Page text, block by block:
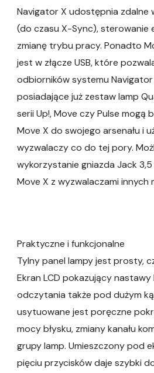
Navigator X udostępnia zdalne
(do czasu X-Sync), sterowanie
zmianę trybu pracy. Ponadto
jest w złącze USB, które
odbiorników systemu
posiadające już zestaw lamp
serii Up!, Move czy Pulse mogą
Move X do swojego arsenału i
wyzwalaczy co do tej pory.
wykorzystanie gniazda Jack 3,5
Move X z wyzwalaczami innych
Praktyczne i funkcjonalne
Tylny panel lampy jest prosty,
Ekran LCD pokazujący
odczytania także pod dużym
usytuowane jest poręczne
mocy błysku, zmiany kanału
grupy lamp. Umieszczony pod
pięciu przycisków daje szybki